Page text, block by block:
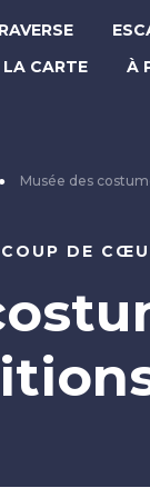
CARTE
À
● Musée des
COUP DE